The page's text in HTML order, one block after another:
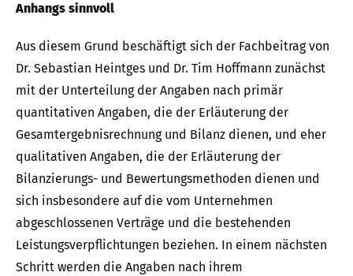
Anhangs sinnvoll
Aus diesem Grund beschäftigt sich der Fachbeitrag von
Dr. Sebastian Heintges und Dr. Tim Hoffmann zunächst
mit der Unterteilung der Angaben nach primär
quantitativen Angaben, die der Erläuterung der
Gesamtergebnisrechnung und Bilanz dienen, und eher
qualitativen Angaben, die der Erläuterung der
Bilanzierungs- und Bewertungsmethoden dienen und
sich insbesondere auf die vom Unternehmen
abgeschlossenen Verträge und die bestehenden
Leistungsverpflichtungen beziehen. In einem nächsten
Schritt werden die Angaben nach ihrem